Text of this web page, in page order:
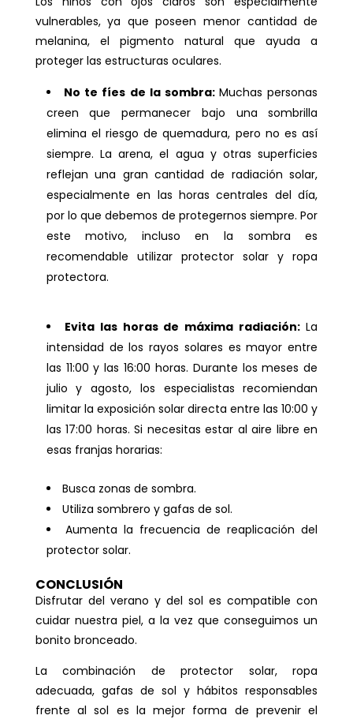
vulnerables, ya que poseen menor cantidad de
melanina, el pigmento natural que ayuda a
proteger las estructuras oculares.
No te fíes de la sombra:Muchas personas
creen que permanecer bajo una sombrilla
elimina el riesgo de quemadura, pero no es así
siempre. La arena, el agua y otras superficies
reflejan una gran cantidad de radiación solar,
especialmente en las horas centrales del día,
por lo que debemos de protegernos siempre. Por
este motivo, incluso en la sombra es
recomendable utilizar protector solar y ropa
protectora.
Evita las horas de máxima radiación:La
intensidad de los rayos solares es mayor entre
las 11:00 y las 16:00 horas. Durante los meses de
julio y agosto, los especialistas recomiendan
limitar la exposición solar directa entre las 10:00 y
las 17:00 horas. Si necesitas estar al aire libre en
esas franjas horarias:
Busca zonas de sombra.
Utiliza sombrero y gafas de sol.
Aumenta la frecuencia de reaplicación del
protector solar.
CONCLUSIÓN
Disfrutar del verano y del sol es compatible con
cuidar nuestra piel, a la vez que conseguimos un
bonito bronceado.
La combinación de protector solar, ropa
adecuada, gafas de sol y hábitos responsables
frente al sol es la mejor forma de prevenir el